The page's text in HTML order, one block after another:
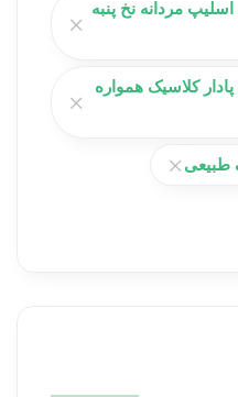
مردانه نخ پنبه
کلاسیک همواره